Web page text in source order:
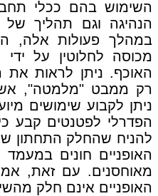
השימוש בהם ככלי
הנהיגה וגם תהליך של
במהלך פעולות אלה,
מכוסה לחלוטין על
האוכף. ניתן לראות
רק ממבט "מלמטה", אשר
ניתן לקבוע שימושים
הפדרלי לפטנטים קבע
להניח שהחלק התחתון
האופניים חונים
מאוחסנים. עם זאת,
האופניים אינם חלק